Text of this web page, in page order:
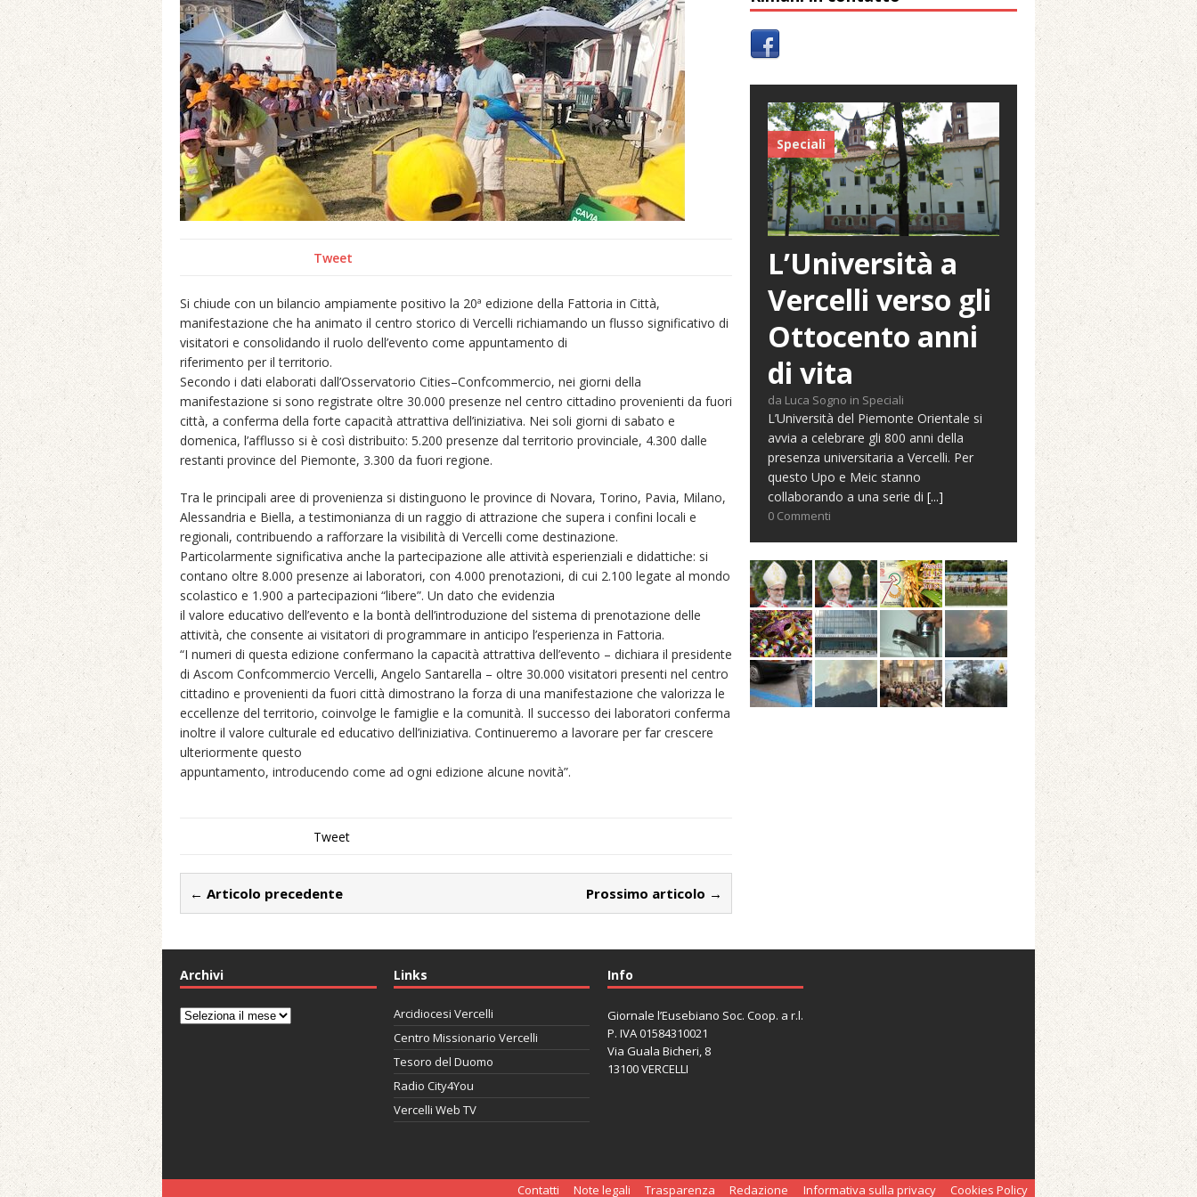
Tweet
Si chiude con un bilancio ampiamente positivo la 20ª edizione della Fattoria in Città,
manifestazione che ha animato il centro storico di Vercelli richiamando un flusso significativo di
visitatori e consolidando il ruolo dell’evento come appuntamento di
riferimento per il territorio.
Secondo i dati elaborati dall’Osservatorio Cities–Confcommercio, nei giorni della
manifestazione si sono registrate oltre 30.000 presenze nel centro cittadino provenienti da fuori
città, a conferma della forte capacità attrattiva dell’iniziativa. Nei soli giorni di sabato e
domenica, l’afflusso si è così distribuito: 5.200 presenze dal territorio provinciale, 4.300 dalle
restanti province del Piemonte, 3.300 da fuori regione.
Tra le principali aree di provenienza si distinguono le province di Novara, Torino, Pavia, Milano,
Alessandria e Biella, a testimonianza di un raggio di attrazione che supera i confini locali e
regionali, contribuendo a rafforzare la visibilità di Vercelli come destinazione.
Particolarmente significativa anche la partecipazione alle attività esperienziali e didattiche: si
contano oltre 8.000 presenze ai laboratori, con 4.000 prenotazioni, di cui 2.100 legate al mondo
scolastico e 1.900 a partecipazioni “libere”. Un dato che evidenzia
il valore educativo dell’evento e la bontà dell’introduzione del sistema di prenotazione delle
attività, che consente ai visitatori di programmare in anticipo l’esperienza in Fattoria.
“I numeri di questa edizione confermano la capacità attrattiva dell’evento – dichiara il presidente
di Ascom Confcommercio Vercelli, Angelo Santarella – oltre 30.000 visitatori presenti nel centro
cittadino e provenienti da fuori città dimostrano la forza di una manifestazione che valorizza le
eccellenze del territorio, coinvolge le famiglie e la comunità. Il successo dei laboratori conferma
inoltre il valore culturale ed educativo dell’iniziativa. Continueremo a lavorare per far crescere
ulteriormente questo
appuntamento, introducendo come ad ogni edizione alcune novità”.
Tweet
← Articolo precedente Prossimo articolo →
Speciali
L’Università a
Vercelli verso gli
Ottocento anni
di vita
da Luca Sogno in Speciali
L’Università del Piemonte Orientale si
avvia a celebrare gli 800 anni della
presenza universitaria a Vercelli. Per
questo Upo e Meic stanno
collaborando a una serie di [...]
0 Commenti
Archivi
Archivi
Links
Arcidiocesi Vercelli
Centro Missionario Vercelli
Tesoro del Duomo
Radio City4You
Vercelli Web TV
Info
Giornale l’Eusebiano Soc. Coop. a r.l.
P. IVA 01584310021
Via Guala Bicheri, 8
13100 VERCELLI
Contatti Note legali Trasparenza Redazione Informativa sulla privacy Cookies Policy